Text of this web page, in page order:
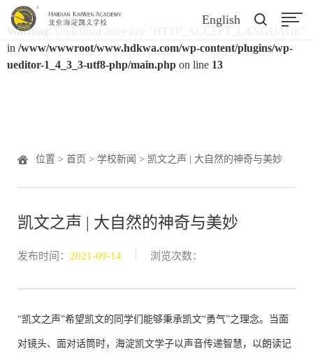
Warning
in /www/wwwroot/www.hdkwa.com/wp-content/plugins/wp-
ueditor-1_4_3_3-utf8-php/main.php on line 13
English
位置 > 首页 > 学校新闻 > 凯文之声 | 大自然的神奇与美妙
凯文之声 | 大自然的神奇与美妙
发布时间： 2021-09-14 浏览次数：
“凯文之声”希望凯文的同学们能够秉承凯文“勇气”之理念。当面
对镜头、面对话筒时，海淀凯文学子以声音传递智慧，以朗读记